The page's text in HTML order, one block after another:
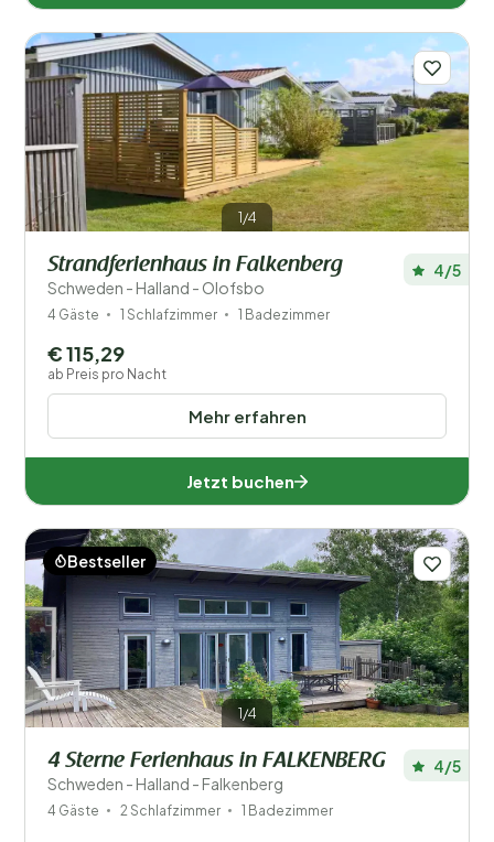
1/4
Strandferienhaus in Falkenberg
Schweden - Halland - Olofsbo
4/5
4 Gäste 1 Schlafzimmer 1 Badezimmer
Mehr erfahren
€ 115,29
ab Preis pro Nacht
Jetzt buchen
1/4
Bestseller
4 Sterne Ferienhaus in FALKENBERG
Schweden - Halland - Falkenberg
4/5
4 Gäste 2 Schlafzimmer 1 Badezimmer